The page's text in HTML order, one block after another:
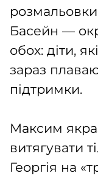
Басейн —
обох: діти,
зараз
підтримки.
Максим
витягувати
Георгія на